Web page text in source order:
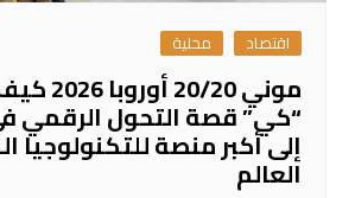
اقتصاد محلية
موني 20/
“كي” قصة التحول الرقمي
إلى أكبر منصة للتكنولوجيا
العالم